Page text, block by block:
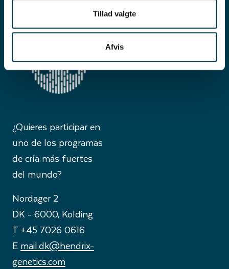
Tillad valgte
Afvis
¿Quieres participar en
uno de los programas
de cría más fuertes
del mundo?
Nordager 2
DK - 6000, Kolding
T +45 7026 0616
E mail.dk@hendrix-
genetics.com